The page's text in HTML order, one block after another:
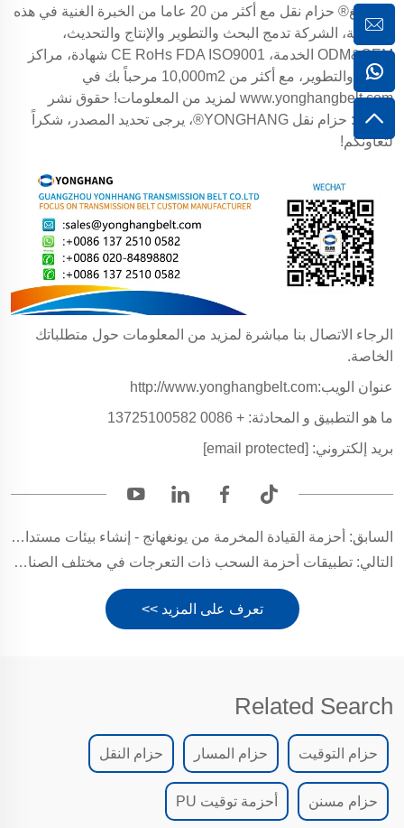
يونغهانغ® حزام نقل مع أكثر من 20 عاما من الخبرة الغنية في هذه
الصناعة، الشركة تدمج البحث والتطوير والإنتاج والتحديث،
ODM&OEM الخدمة، CE RoHs FDA ISO9001 شهادة، مراكز
البحث والتطوير، مع أكثر من 10,000m2 مرحباً بك في
www.yonghangbelt.com لمزيد من المعلومات! حقوق نشر
المقال: حزام نقل YONGHANG®، يرجى تحديد المصدر، شكراً
لتعاونكم!
الرجاء الاتصال بنا مباشرة لمزيد من المعلومات حول متطلباتك
الخاصة.
عنوان الويب:http://www.yonghangbelt.com
ما هو التطبيق و المحادثة: + 0086 13725100582
بريد إلكتروني: [email protected]
السابق: أحزمة القيادة المخرمة من يونغهانج - إنشاء بيئات مستدامة لمعالجة المنتجات الزراعية
التالي: تطبيقات أحزمة السحب ذات التعرجات في مختلف الصناعات
تعرف على المزيد >>
Related Search
حزام التوقيت حزام المسار حزام النقل
حزام مسنن أحزمة توقيت PU